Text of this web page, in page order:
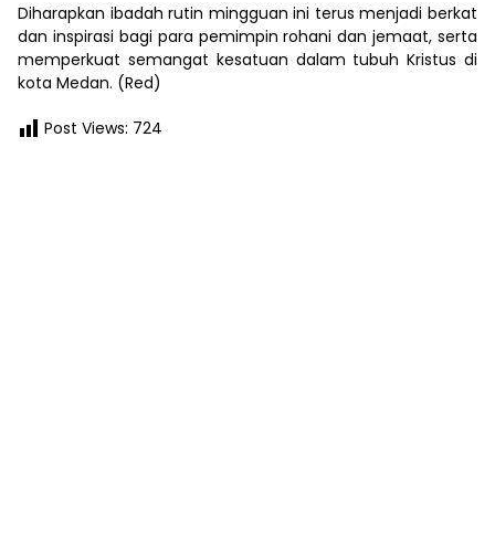
Diharapkan ibadah rutin mingguan ini terus menjadi berkat
dan inspirasi bagi para pemimpin rohani dan jemaat, serta
memperkuat semangat kesatuan dalam tubuh Kristus di
kota Medan. (Red)
Post Views: 724